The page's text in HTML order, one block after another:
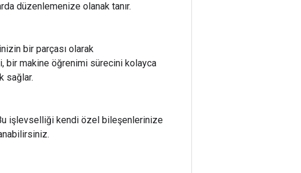
düzenlemenize olanak tanır.
bir parçası olarak
bir makine öğrenimi sürecini kolayca
sağlar.
işlevselliği kendi özel bileşenlerinize